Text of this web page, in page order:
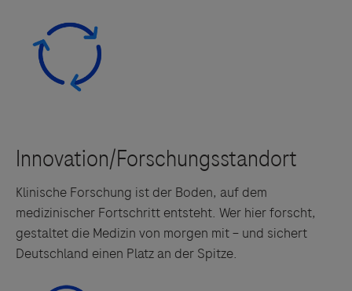
Klinische Forschung ist der Boden, auf dem
medizinischer Fortschritt entsteht. Wer hier forscht,
gestaltet die Medizin von morgen mit – und sichert
Deutschland einen Platz an der Spitze.
Links zu Websites Dritter werden im Sinne des
Servicegedankens angeboten. Der Herausgeber äußert
keine Meinung über den Inhalt von Websites Dritter und